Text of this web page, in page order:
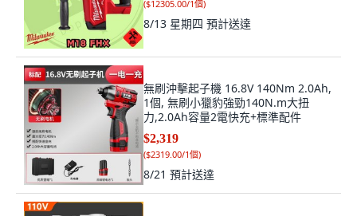
($12305.00/1個)
8/13 星期四 預計送達
無刷沖擊起子機 16.8V 140Nm 2.0Ah,
1個, 無刷小獵豹強勁140N.m大扭
力,2.0Ah容量2電快充+標準配件
$2,319
($2319.00/1個)
8/21 預計送達